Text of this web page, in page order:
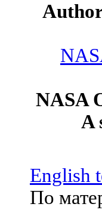
NASA
A
English
По